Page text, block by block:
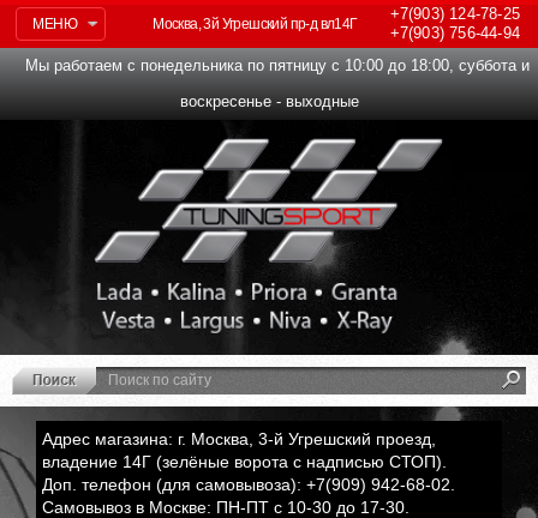
МЕНЮ
+7(903)124-78-25
+7(903)756-44-94
Москва, 3й Угрешский пр-д вл14Г
Мы работаем с понедельника по пятницу с 10:00 до 18:00, суббота и
воскресенье - выходные
Адрес магазина: г. Москва, 3-й Угрешский проезд,
владение 14Г (зелёные ворота с надписью СТОП).
Доп. телефон (для самовывоза): +7(909) 942-68-02.
Самовывоз в Москве: ПН-ПТ с 10-30 до 17-30.